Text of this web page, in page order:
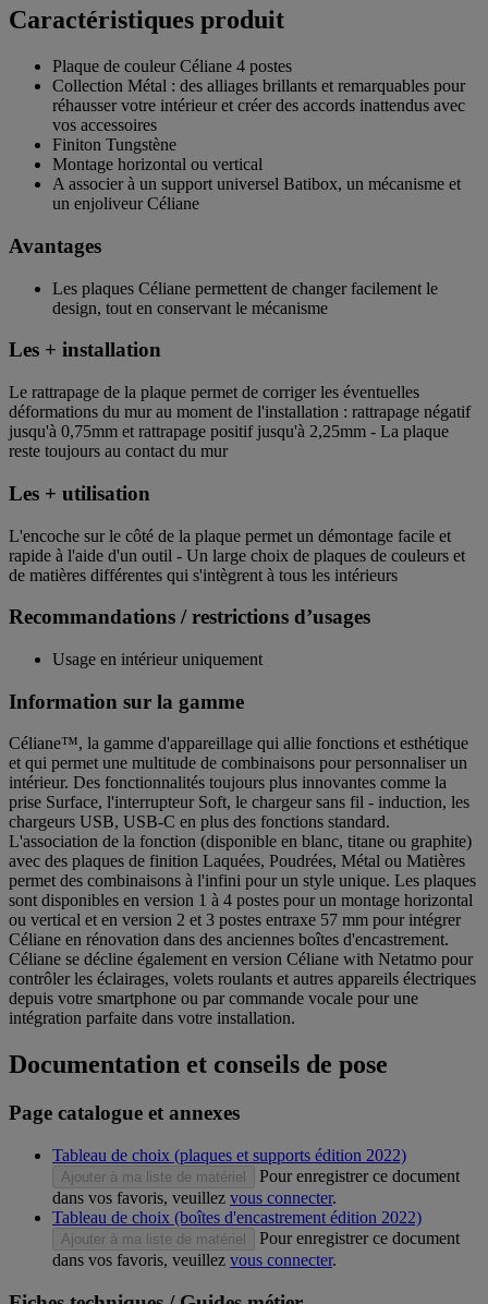
Caractéristiques produit
Plaque de couleur Céliane 4 postes
Collection Métal : des alliages brillants et remarquables pour
réhausser votre intérieur et créer des accords inattendus avec
vos accessoires
Finiton Tungstène
Montage horizontal ou vertical
A associer à un support universel Batibox, un mécanisme et
un enjoliveur Céliane
Avantages
Les plaques Céliane permettent de changer facilement le
design, tout en conservant le mécanisme
Les + installation
Le rattrapage de la plaque permet de corriger les éventuelles
déformations du mur au moment de l'installation : rattrapage négatif
jusqu'à 0,75mm et rattrapage positif jusqu'à 2,25mm - La plaque
reste toujours au contact du mur
Les + utilisation
L'encoche sur le côté de la plaque permet un démontage facile et
rapide à l'aide d'un outil - Un large choix de plaques de couleurs et
de matières différentes qui s'intègrent à tous les intérieurs
Recommandations / restrictions d’usages
Usage en intérieur uniquement
Information sur la gamme
Céliane™, la gamme d'appareillage qui allie fonctions et esthétique
et qui permet une multitude de combinaisons pour personnaliser un
intérieur. Des fonctionnalités toujours plus innovantes comme la
prise Surface, l'interrupteur Soft, le chargeur sans fil - induction, les
chargeurs USB, USB-C en plus des fonctions standard.
L'association de la fonction (disponible en blanc, titane ou graphite)
avec des plaques de finition Laquées, Poudrées, Métal ou Matières
permet des combinaisons à l'infini pour un style unique. Les plaques
sont disponibles en version 1 à 4 postes pour un montage horizontal
ou vertical et en version 2 et 3 postes entraxe 57 mm pour intégrer
Céliane en rénovation dans des anciennes boîtes d'encastrement.
Céliane se décline également en version Céliane with Netatmo pour
contrôler les éclairages, volets roulants et autres appareils électriques
depuis votre smartphone ou par commande vocale pour une
intégration parfaite dans votre installation.
Documentation et conseils de pose
Page catalogue et annexes
Tableau de choix (plaques et supports édition 2022)
Ajouter à ma liste de matériel
Pour enregistrer ce document
dans vos favoris, veuillez vous connecter.
Tableau de choix (boîtes d'encastrement édition 2022)
Ajouter à ma liste de matériel
Pour enregistrer ce document
dans vos favoris, veuillez vous connecter.